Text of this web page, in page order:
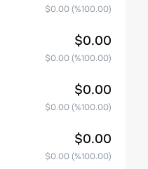
$0.00(%100.00)
$0.00
$0.00(%100.00)
$0.00
$0.00(%100.00)
$0.00
$0.00(%100.00)